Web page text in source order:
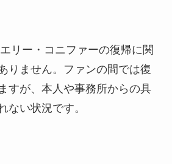
リー・コニファーの復帰に関
りません。ファンの間では復
すが、本人や事務所からの具
ない状況です。